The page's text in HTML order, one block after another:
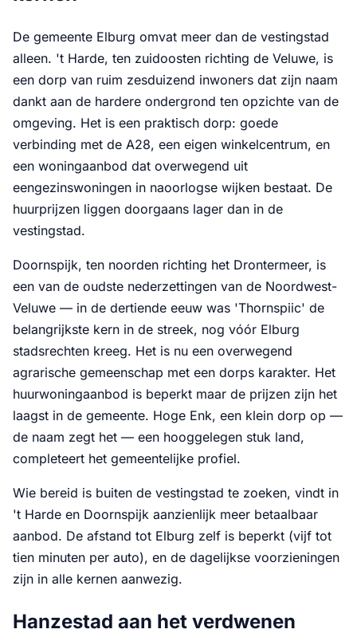
De gemeente Elburg omvat meer dan de vestingstad
alleen. 't Harde, ten zuidoosten richting de Veluwe, is
een dorp van ruim zesduizend inwoners dat zijn naam
dankt aan de hardere ondergrond ten opzichte van de
omgeving. Het is een praktisch dorp: goede
verbinding met de A28, een eigen winkelcentrum, en
een woningaanbod dat overwegend uit
eengezinswoningen in naoorlogse wijken bestaat. De
huurprijzen liggen doorgaans lager dan in de
vestingstad.
Doornspijk, ten noorden richting het Drontermeer, is
een van de oudste nederzettingen van de Noordwest-
Veluwe — in de dertiende eeuw was 'Thornspiic' de
belangrijkste kern in de streek, nog vóór Elburg
stadsrechten kreeg. Het is nu een overwegend
agrarische gemeenschap met een dorps karakter. Het
huurwoningaanbod is beperkt maar de prijzen zijn het
laagst in de gemeente. Hoge Enk, een klein dorp op —
de naam zegt het — een hooggelegen stuk land,
completeert het gemeentelijke profiel.
Wie bereid is buiten de vestingstad te zoeken, vindt in
't Harde en Doornspijk aanzienlijk meer betaalbaar
aanbod. De afstand tot Elburg zelf is beperkt (vijf tot
tien minuten per auto), en de dagelijkse voorzieningen
zijn in alle kernen aanwezig.
Hanzestad aan het verdwenen